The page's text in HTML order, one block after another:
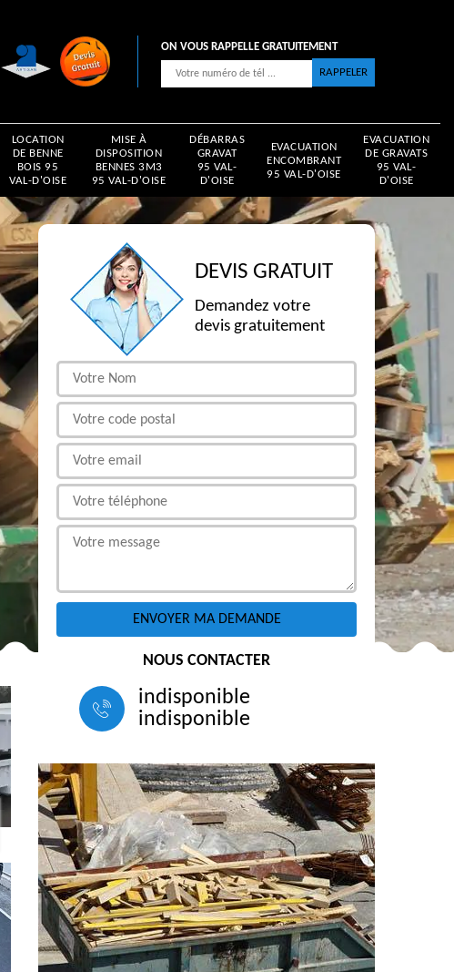
ON VOUS RAPPELLE GRATUITEMENT
LOCATION
DE BENNE
BOIS 95
VAL-D'OISE
MISE À
DISPOSITION
BENNES 3M3
95 VAL-D'OISE
DÉBARRAS
GRAVAT
95 VAL-
D'OISE
EVACUATION
ENCOMBRANT
95 VAL-D'OISE
EVACUATION
DE GRAVATS
95 VAL-
D'OISE
DEVIS GRATUIT
Demandez votre
devis gratuitement
NOUS CONTACTER
indisponible
indisponible